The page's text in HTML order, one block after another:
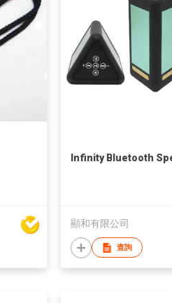
Infinity Bluetooth
顯和有限公司
查詢